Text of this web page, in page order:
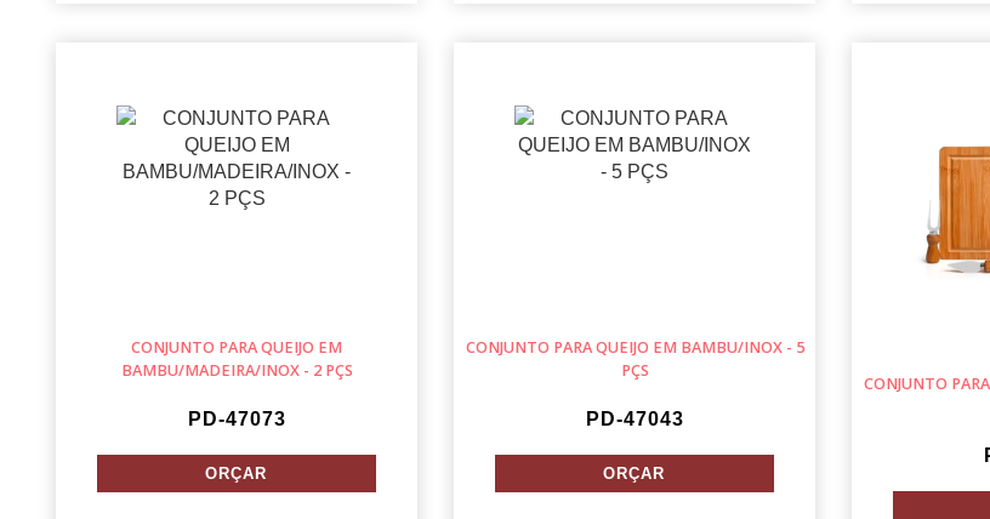
CONJUNTO PARA QUEIJO EM
BAMBU/MADEIRA/INOX - 2 PÇS
PD-47073
CONJUNTO PARA QUEIJO EM BAMBU/INOX - 5
PÇS
PD-47043
CONJUNTO